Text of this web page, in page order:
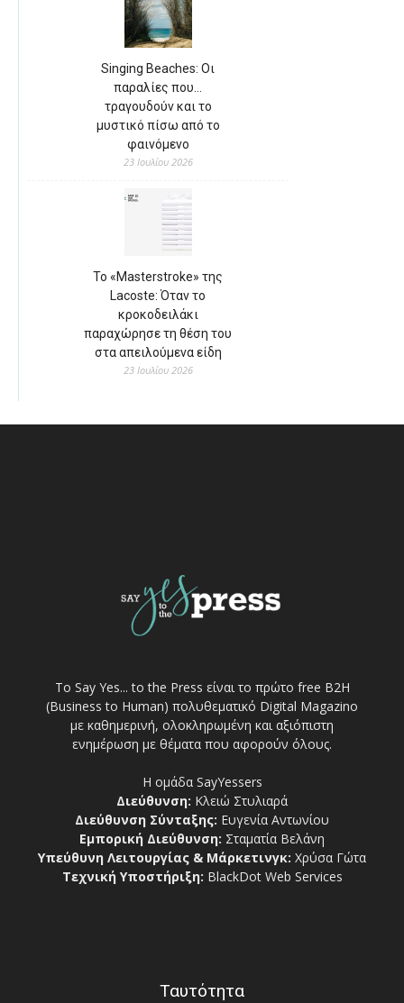
Singing Beaches: Οι
παραλίες που…
τραγουδούν και το
μυστικό πίσω από το
φαινόμενο
23 Ιουλίου 2026
Το «Masterstroke» της
Lacoste: Όταν το
κροκοδειλάκι
παραχώρησε τη θέση του
στα απειλούμενα είδη
23 Ιουλίου 2026
Το Say Yes... to the Press είναι το πρώτο free Β2Η
(Business to Human) πολυθεματικό Digital Magazino
με καθημερινή, ολοκληρωμένη και αξιόπιστη
ενημέρωση με θέματα που αφορούν όλους.
Η ομάδα SayYessers
Διεύθυνση: Κλειώ Στυλιαρά
Διεύθυνση Σύνταξης: Ευγενία Αντωνίου
Εμπορική Διεύθυνση: Σταματία Βελάνη
Υπεύθυνη Λειτουργίας & Μάρκετινγκ: Χρύσα Γώτα
Τεχνική Υποστήριξη: BlackDot Web Services
Ταυτότητα